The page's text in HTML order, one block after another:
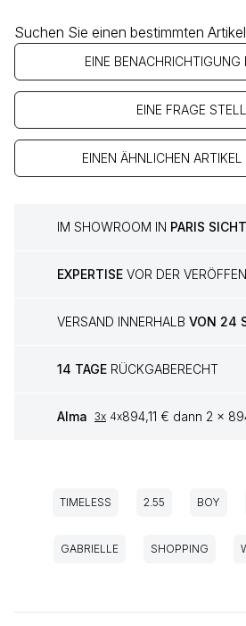
Suchen Sie einen bestimmten
EINE BENACHRICHTIGUNG
EINE FRAGE
EINEN ÄHNLICHEN ARTIKEL
IM SHOWROOM IN PARIS
EXPERTISE VOR DER
VERSAND INNERHALB VON 24
14 TAGE RÜCKGABERECHT
Alma 3x 4x894,11 € dann 2 x
TIMELESS 2.55 BOY
GABRIELLE SHOPPING